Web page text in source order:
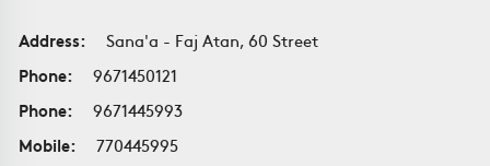
Address:
Sana'a - Faj Atan, 60 Street
Phone:
9671450121
Phone:
9671445993
Mobile:
770445995